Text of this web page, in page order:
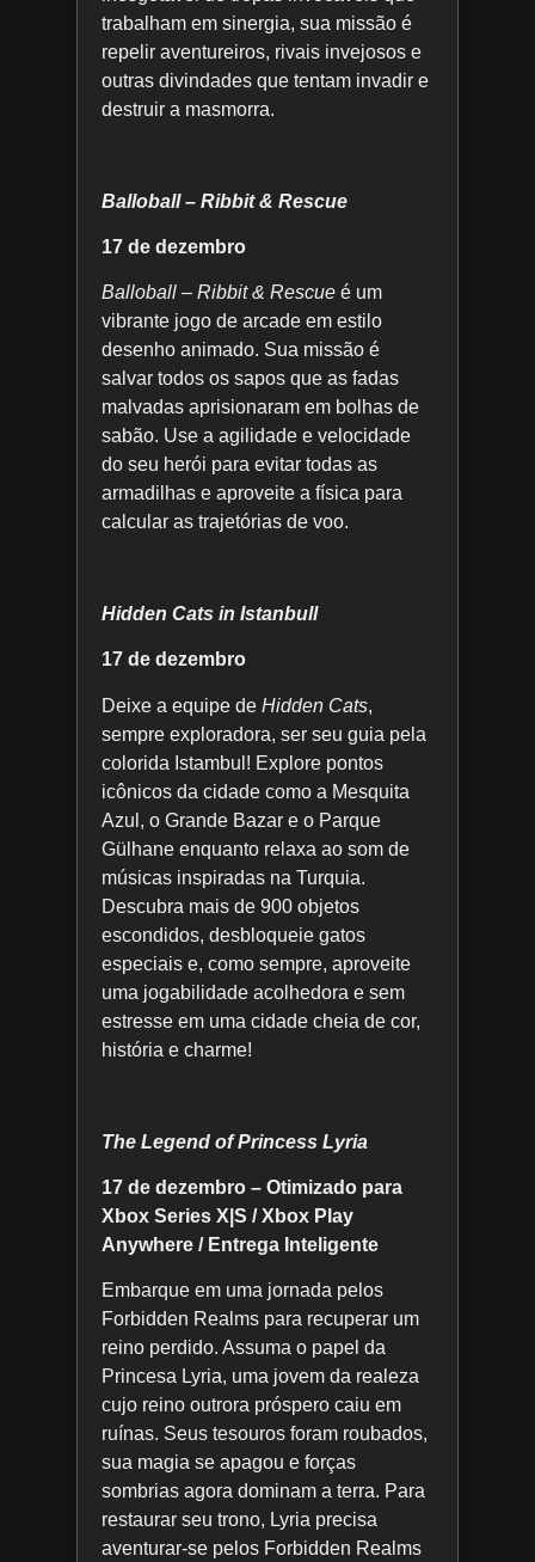
trabalham em sinergia, sua missão é
repelir aventureiros, rivais invejosos e
outras divindades que tentam invadir e
destruir a masmorra.
Balloball – Ribbit & Rescue
17 de dezembro
Balloball – Ribbit & Rescue é um
vibrante jogo de arcade em estilo
desenho animado. Sua missão é
salvar todos os sapos que as fadas
malvadas aprisionaram em bolhas de
sabão. Use a agilidade e velocidade
do seu herói para evitar todas as
armadilhas e aproveite a física para
calcular as trajetórias de voo.
Hidden Cats in Istanbull
17 de dezembro
Deixe a equipe de Hidden Cats,
sempre exploradora, ser seu guia pela
colorida Istambul! Explore pontos
icônicos da cidade como a Mesquita
Azul, o Grande Bazar e o Parque
Gülhane enquanto relaxa ao som de
músicas inspiradas na Turquia.
Descubra mais de 900 objetos
escondidos, desbloqueie gatos
especiais e, como sempre, aproveite
uma jogabilidade acolhedora e sem
estresse em uma cidade cheia de cor,
história e charme!
The Legend of Princess Lyria
17 de dezembro – Otimizado para
Xbox Series X|S / Xbox Play
Anywhere / Entrega Inteligente
Embarque em uma jornada pelos
Forbidden Realms para recuperar um
reino perdido. Assuma o papel da
Princesa Lyria, uma jovem da realeza
cujo reino outrora próspero caiu em
ruínas. Seus tesouros foram roubados,
sua magia se apagou e forças
sombrias agora dominam a terra. Para
restaurar seu trono, Lyria precisa
aventurar-se pelos Forbidden Realms